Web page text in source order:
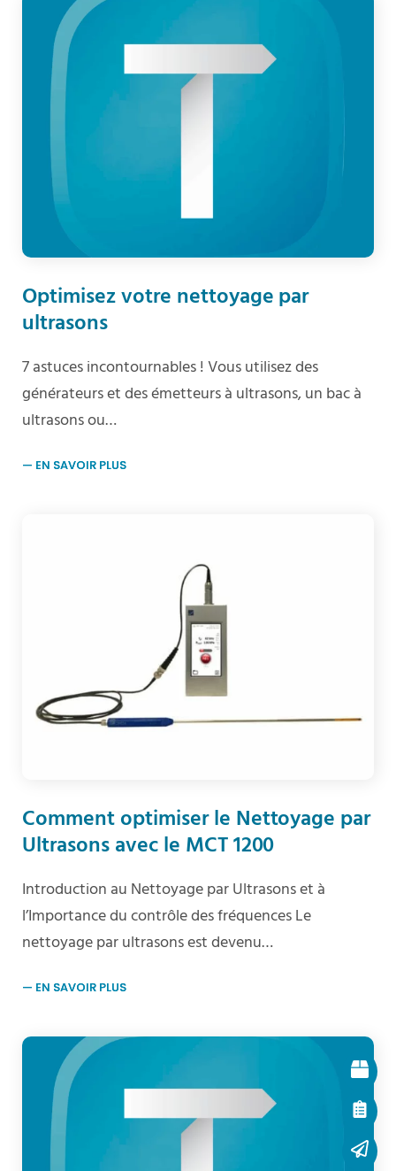
Optimisez votre nettoyage par
ultrasons
7 astuces incontournables ! Vous utilisez des
générateurs et des émetteurs à ultrasons, un bac à
ultrasons ou…
Comment optimiser le Nettoyage par
Ultrasons avec le MCT 1200
Introduction au Nettoyage par Ultrasons et à
l’Importance du contrôle des fréquences Le
nettoyage par ultrasons est devenu…